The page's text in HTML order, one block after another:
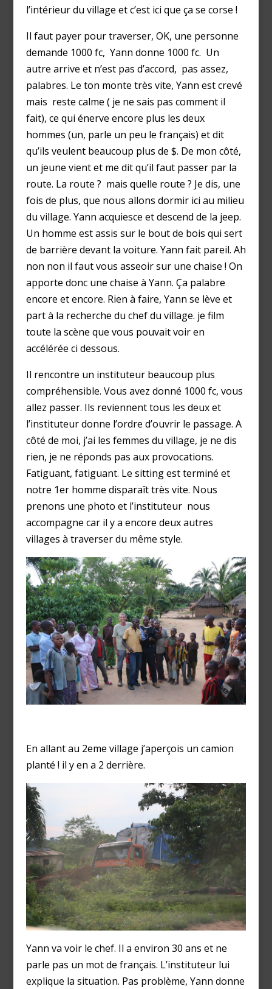
l’intérieur du village et c’est ici que ça se corse !
Il faut payer pour traverser, OK, une personne
demande 1000 fc, Yann donne 1000 fc. Un
autre arrive et n’est pas d’accord, pas assez,
palabres. Le ton monte très vite, Yann est crevé
mais reste calme ( je ne sais pas comment il
fait), ce qui énerve encore plus les deux
hommes (un, parle un peu le français) et dit
qu’ils veulent beaucoup plus de $. De mon côté,
un jeune vient et me dit qu’il faut passer par la
route. La route ? mais quelle route ? Je dis, une
fois de plus, que nous allons dormir ici au milieu
du village. Yann acquiesce et descend de la jeep.
Un homme est assis sur le bout de bois qui sert
de barrière devant la voiture. Yann fait pareil. Ah
non non il faut vous asseoir sur une chaise ! On
apporte donc une chaise à Yann. Ça palabre
encore et encore. Rien à faire, Yann se lève et
part à la recherche du chef du village. je film
toute la scène que vous pouvait voir en
accélérée ci dessous.
Il rencontre un instituteur beaucoup plus
compréhensible. Vous avez donné 1000 fc, vous
allez passer. Ils reviennent tous les deux et
l’instituteur donne l’ordre d’ouvrir le passage. A
côté de moi, j’ai les femmes du village, je ne dis
rien, je ne réponds pas aux provocations.
Fatiguant, fatiguant. Le sitting est terminé et
notre 1er homme disparaît très vite. Nous
prenons une photo et l’instituteur nous
accompagne car il y a encore deux autres
villages à traverser du même style.
En allant au 2eme village j’aperçois un camion
planté ! il y en a 2 derrière.
Yann va voir le chef. Il a environ 30 ans et ne
parle pas un mot de français. L’instituteur lui
explique la situation. Pas problème, Yann donne